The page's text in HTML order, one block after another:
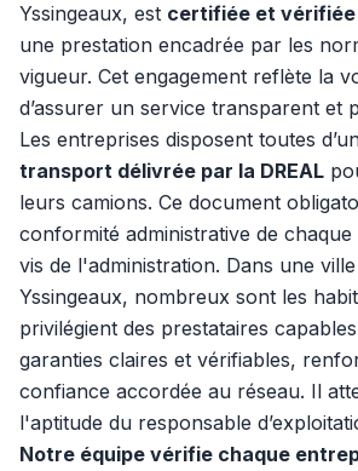
Yssingeaux, est certifiée et vérifiée
une prestation encadrée par les
vigueur. Cet engagement reflète la
d’assurer un service transparent et
Les entreprises disposent toutes
transport délivrée par la DREAL
leurs camions. Ce document
conformité administrative de
vis de l'administration. Dans une
Yssingeaux, nombreux sont les
privilégient des prestataires
garanties claires et vérifiables,
confiance accordée au réseau. Il
l'aptitude du responsable
Notre équipe vérifie chaque